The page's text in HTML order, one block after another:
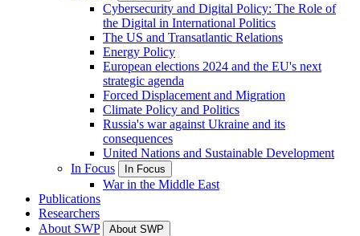
Cybersecurity and Digital Policy: The Role of
the Digital in International Politics
The US and Transatlantic Relations
Energy Policy
European elections 2024 and the EU's next
strategic agenda
Forced Displacement and Migration
Climate Policy and Politics
Russia's war against Ukraine and its
consequences
United Nations and Sustainable Development
In Focus
In Focus
War in the Middle East
Publications
Researchers
About SWP
About SWP